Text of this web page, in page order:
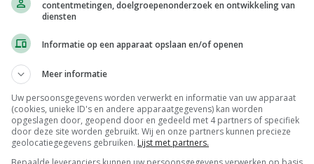
gestart met pilots om te werken volgens ecologische
hoe een ander beheer de biodiversiteit kan
zijn bermen en oevers al ecologisch.
van Drenthe en Johan Hamster van Groningen
plan 'Ontwikkelkaders groenblauwe dooradering in
Peter Gelling van de Agenda voor de
contentmetingen, doelgroepenonderzoek en ontwikkeling van
diensten
Informatie op een apparaat opslaan en/of openen
Meer informatie
Uw persoonsgegevens worden verwerkt en informatie van uw apparaat
(cookies, unieke ID's en andere apparaatgegevens) kan worden
opgeslagen door, geopend door en gedeeld met 4 partners of specifiek
door deze site worden gebruikt. Wij en onze partners kunnen precieze
geolocatiegegevens gebruiken. Lijst met partners.